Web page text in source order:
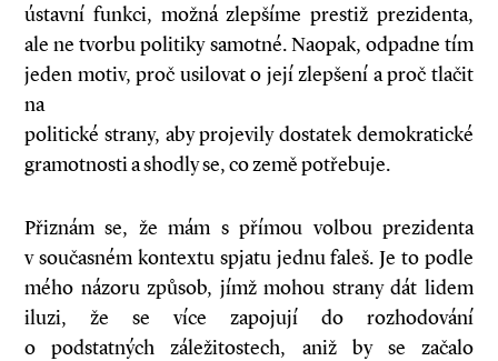
ústavní funkci, možná zlepšíme prestiž prezidenta,
ale ne tvorbu politiky samotné. Naopak, odpadne tím
jeden motiv, proč usilovat o její zlepšení a proč tlačit
na
politické strany, aby projevily dostatek demokratické
gramotnosti a shodly se, co země potřebuje.
Přiznám se, že mám s přímou volbou prezidenta
v současném kontextu spjatu jednu faleš. Je to podle
mého názoru způsob, jímž mohou strany dát lidem
iluzi, že se více zapojují do rozhodování
o podstatných záležitostech, aniž by se začalo